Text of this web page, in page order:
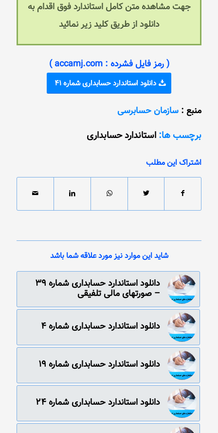
جهت مشاهده متن کامل استاندارد فوق اقدام به
دانلود از طریق کلید زیر نمائید
( رمز فایل فشرده : accamj.com )
دانلود استاندارد حسابداری شماره 41
منبع : سازمان حسابرسی
برچسب ها: استاندارد حسابداری
اشتراک این مطلب
شاید این موارد نیز مورد علاقه شما باشد
دانلود استاندارد حسابداری شماره 39
– صورتهای مالی تلفیقی
دانلود استاندارد حسابداری شماره 4
دانلود استاندارد حسابداری شماره 19
دانلود استاندارد حسابداری‌ شماره‌ 24